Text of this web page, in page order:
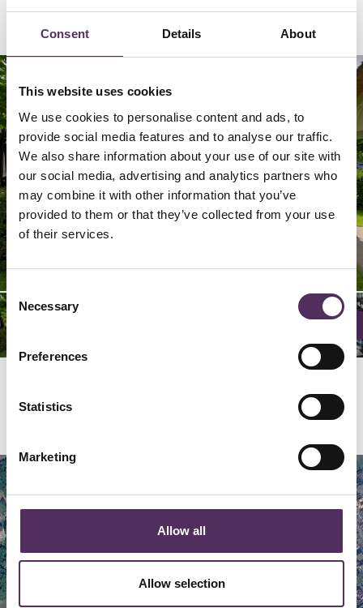
Consent Details About
This website uses cookies
We use cookies to personalise content and ads, to
provide social media features and to analyse our traffic.
We also share information about your use of our site with
our social media, advertising and analytics partners who
may combine it with other information that you’ve
provided to them or that they’ve collected from your use
of their services.
Consent
Selection
Necessary
Preferences
Statistics
Marketing
Allow all
Allow selection
01/ 29
02/ 29
03/ 29
04/ 29
05/ 29
06/ 29
07/ 29
08/ 29
09/ 29
10/ 29
11/29
12/ 29
13/ 29
14/ 29
15/ 29
16/ 29
17/ 29
18/ 29
19/ 29
20/ 29
21/ 29
22/ 29
23/ 29
24/ 29
25/ 29
26/ 29
27/ 29
28/ 29
29/ 29
Locatie